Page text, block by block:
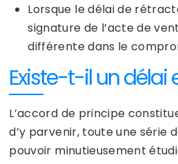
Lorsque le délai de
signature de l’acte de
différente dans le
Existe-t-il un délai
L’accord de principe
d’y parvenir, toute une série
pouvoir minutieusement